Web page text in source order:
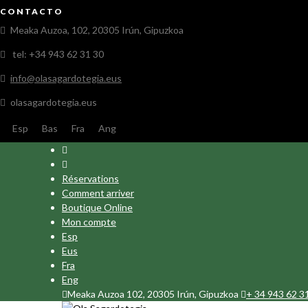
CONTACTO
Meaka Auzoa, 102, 20305 Irún, Gipuzkoa
tel: +34 943 62 31 30
info@olasagardotegia.eus
olasagardotegia.eus
Esp Bas Fra Ang
Réservations
Comment arriver
Boutique Online
Mon compte
Esp
Eus
Fra
Eng
Meaka Auzoa 102, 20305 Irún, Gipuzkoa
+ 34 943 62